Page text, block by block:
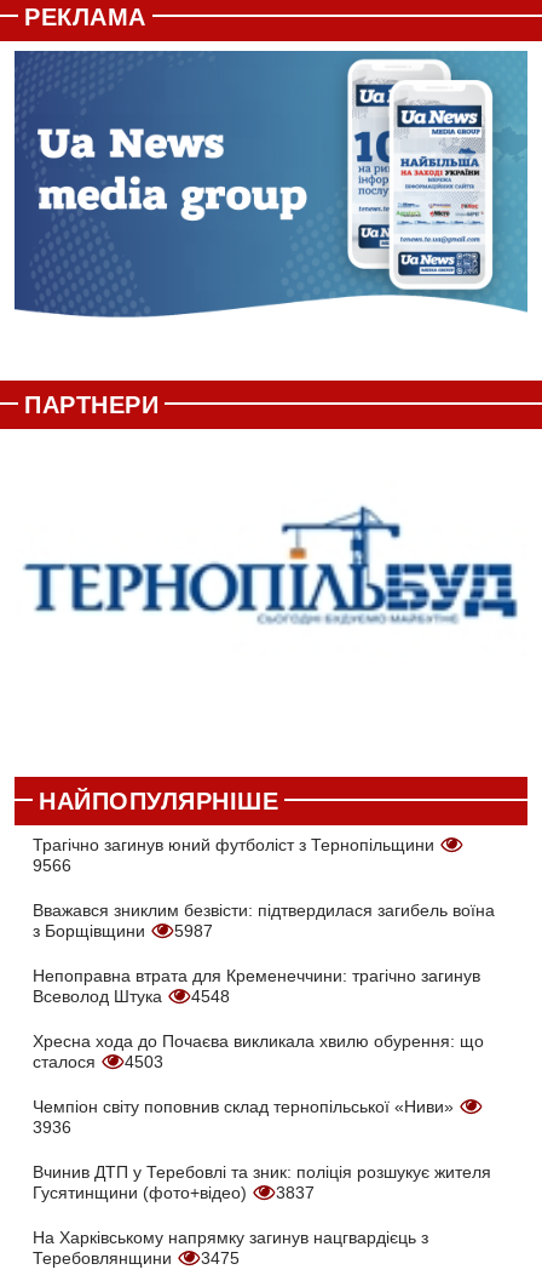
РЕКЛАМА
ПАРТНЕРИ
НАЙПОПУЛЯРНІШЕ
Трагічно загинув юний футболіст з Тернопільщини
9566
Вважався зниклим безвісти: підтвердилася загибель воїна
з Борщівщини
5987
Непоправна втрата для Кременеччини: трагічно загинув
Всеволод Штука
4548
Хресна хода до Почаєва викликала хвилю обурення: що
сталося
4503
Чемпіон світу поповнив склад тернопільської «Ниви»
3936
Вчинив ДТП у Теребовлі та зник: поліція розшукує жителя
Гусятинщини (фото+відео)
3837
На Харківському напрямку загинув нацгвардієць з
Теребовлянщини
3475